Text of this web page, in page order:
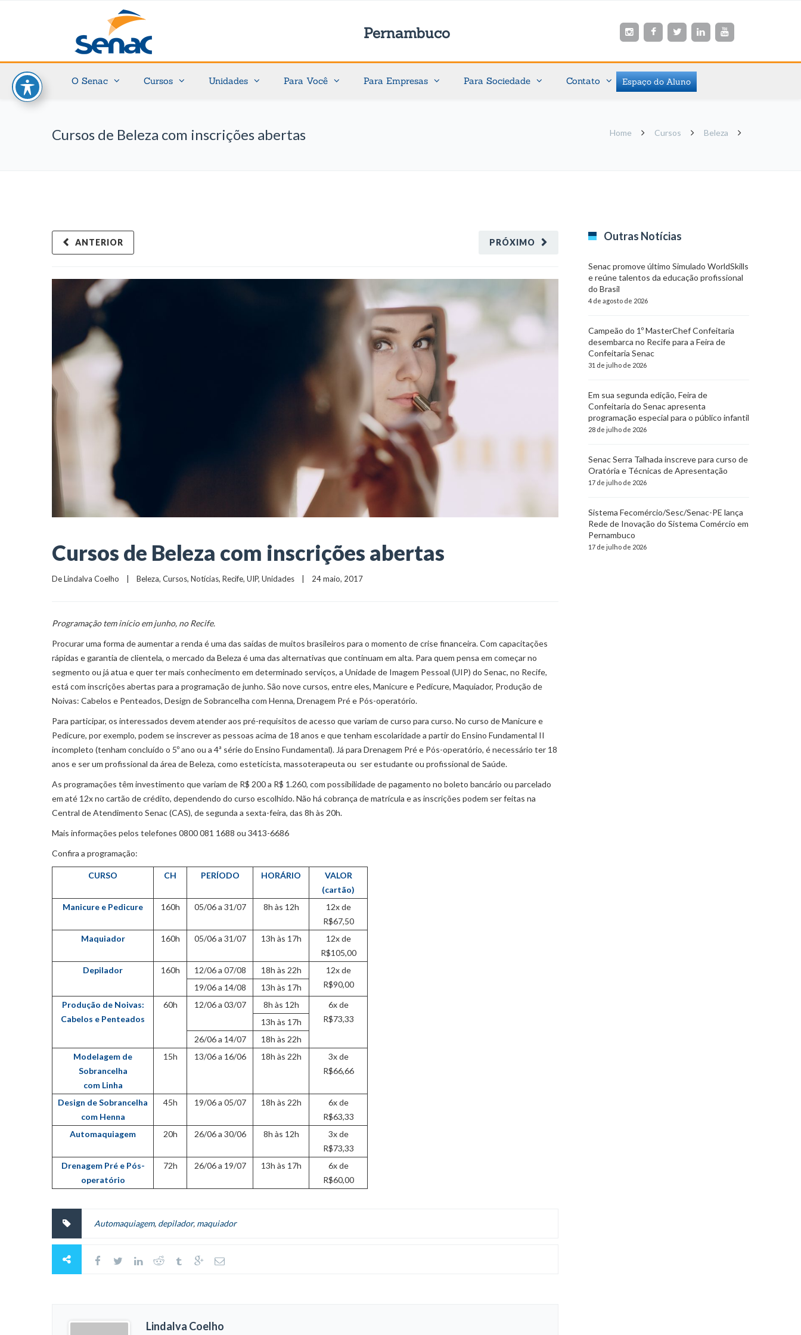
Pernambuco
O Senac Cursos Unidades Para Você Para Empresas Para Sociedade Contato Espaço do Aluno
Cursos de Beleza com inscrições abertas Home Cursos Beleza
PRÓXIMO
ANTERIOR
Cursos de Beleza com inscrições abertas
De Lindalva Coelho Beleza, Cursos, Notícias, Recife, UIP, Unidades
    |    24 maio, 2017
Programação tem início em junho, no Recife.
Procurar uma forma de aumentar a renda é uma das saídas de muitos brasileiros para o momento de crise financeira. Com capacitações
rápidas e garantia de clientela, o mercado da Beleza é uma das alternativas que continuam em alta. Para quem pensa em começar no
segmento ou já atua e quer ter mais conhecimento em determinado serviços, a Unidade de Imagem Pessoal (UIP) do Senac, no Recife,
está com inscrições abertas para a programação de junho. São nove cursos, entre eles, Manicure e Pedicure, Maquiador, Produção de
Noivas: Cabelos e Penteados, Design de Sobrancelha com Henna, Drenagem Pré e Pós-operatório.
Para participar, os interessados devem atender aos pré-requisitos de acesso que variam de curso para curso. No curso de Manicure e
Pedicure, por exemplo, podem se inscrever as pessoas acima de 18 anos e que tenham escolaridade a partir do Ensino Fundamental II
incompleto (tenham concluído o 5º ano ou a 4ª série do Ensino Fundamental). Já para Drenagem Pré e Pós-operatório, é necessário ter 18
anos e ser um profissional da área de Beleza, como esteticista, massoterapeuta ou ser estudante ou profissional de Saúde.
As programações têm investimento que variam de R$ 200 a R$ 1.260, com possibilidade de pagamento no boleto bancário ou parcelado
em até 12x no cartão de crédito, dependendo do curso escolhido. Não há cobrança de matrícula e as inscrições podem ser feitas na
Central de Atendimento Senac (CAS), de segunda a sexta-feira, das 8h às 20h.
Mais informações pelos telefones 0800 081 1688 ou 3413-6686
Confira a programação:
CURSO CH PERÍODO HORÁRIO
VALOR
(cartão)
Manicure e Pedicure
160h 05/06 a 31/07 8h às 12h
12x de
R$67,50
Maquiador
160h 05/06 a 31/07 13h às 17h
12x de
R$105,00
Depilador
160h 12/06 a 07/08 18h às 22h
12x de
R$90,00
19/06 a 14/08
13h às 17h
Produção de Noivas:
Cabelos e Penteados
60h 12/06 a 03/07 8h às 12h
6x de
R$73,33
13h às 17h
26/06 a 14/07
18h às 22h
Modelagem de
Sobrancelha
com Linha
15h 13/06 a 16/06 18h às 22h
3x de
R$66,66
Design de Sobrancelha
com Henna
45h 19/06 a 05/07 18h às 22h
6x de
R$63,33
Automaquiagem
20h 26/06 a 30/06 8h às 12h
3x de
R$73,33
Drenagem Pré e Pós-
operatório
72h 26/06 a 19/07 13h às 17h
6x de
R$60,00
Automaquiagem, depilador, maquiador
Lindalva Coelho
Outras Notícias
Senac promove último Simulado WorldSkills
e reúne talentos da educação profissional
do Brasil
4 de agosto de 2026
Campeão do 1º MasterChef Confeitaria
desembarca no Recife para a Feira de
Confeitaria Senac
31 de julho de 2026
Em sua segunda edição, Feira de
Confeitaria do Senac apresenta
programação especial para o público infantil
28 de julho de 2026
Senac Serra Talhada inscreve para curso de
Oratória e Técnicas de Apresentação
17 de julho de 2026
Sistema Fecomércio/Sesc/Senac-PE lança
Rede de Inovação do Sistema Comércio em
Pernambuco
17 de julho de 2026